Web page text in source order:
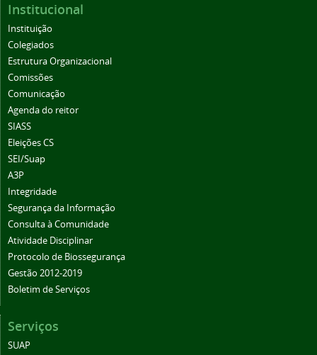
Institucional
Instituição
Colegiados
Estrutura Organizacional
Comissões
Comunicação
Agenda do reitor
SIASS
Eleições CS
SEI/Suap
A3P
Integridade
Segurança da Informação
Consulta à Comunidade
Atividade Disciplinar
Protocolo de Biossegurança
Gestão 2012-2019
Boletim de Serviços
Serviços
SUAP